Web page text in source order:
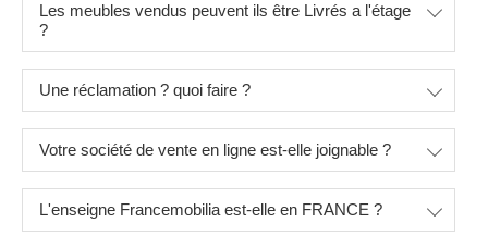
Les meubles vendus peuvent ils être Livrés a l'étage
?
Une réclamation ? quoi faire ?
Votre société de vente en ligne est-elle joignable ?
L'enseigne Francemobilia est-elle en FRANCE ?